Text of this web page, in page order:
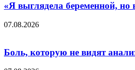
«Я выглядела беременной,
07.08.2026
Боль, которую не видят